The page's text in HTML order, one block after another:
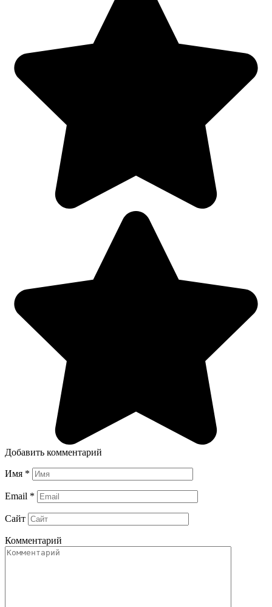
Добавить комментарий
Имя *
Email *
Сайт
Комментарий